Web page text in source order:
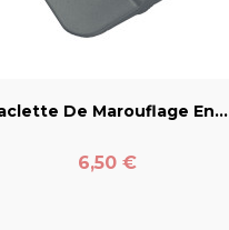
De Marouflage En...
Prix
6,50 €